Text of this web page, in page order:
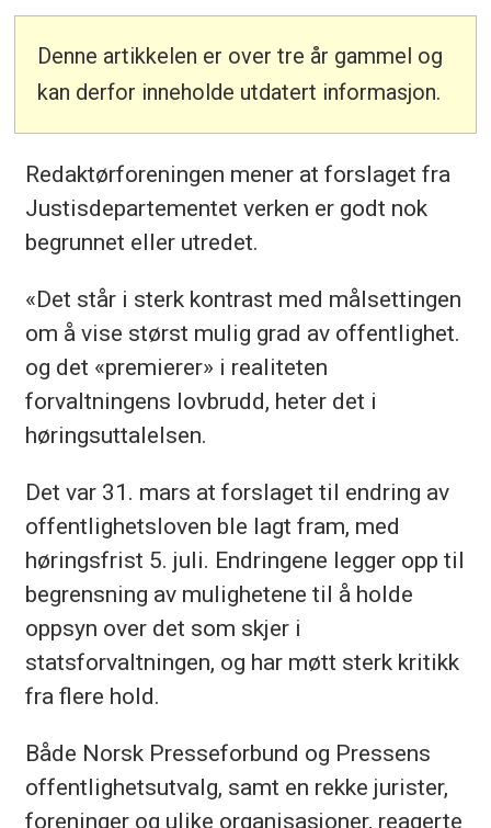
Denne artikkelen er over tre år gammel og
kan derfor inneholde utdatert informasjon.
Redaktørforeningen mener at forslaget fra
Justisdepartementet verken er godt nok
begrunnet eller utredet.
«Det står i sterk kontrast med målsettingen
om å vise størst mulig grad av offentlighet.
og det «premierer» i realiteten
forvaltningens lovbrudd, heter det i
høringsuttalelsen.
Det var 31. mars at forslaget til endring av
offentlighetsloven ble lagt fram, med
høringsfrist 5. juli. Endringene legger opp til
begrensning av mulighetene til å holde
oppsyn over det som skjer i
statsforvaltningen, og har møtt sterk kritikk
fra flere hold.
Både Norsk Presseforbund og Pressens
offentlighetsutvalg, samt en rekke jurister,
foreninger og ulike organisasjoner, reagerte